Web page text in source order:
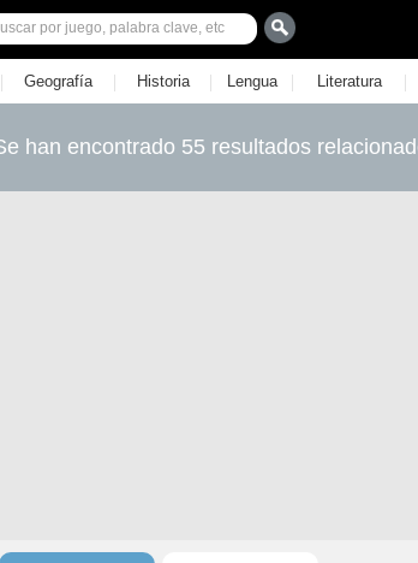
| Geografía | Historia | Lengua | Literatura |
han encontrado 55 resultados